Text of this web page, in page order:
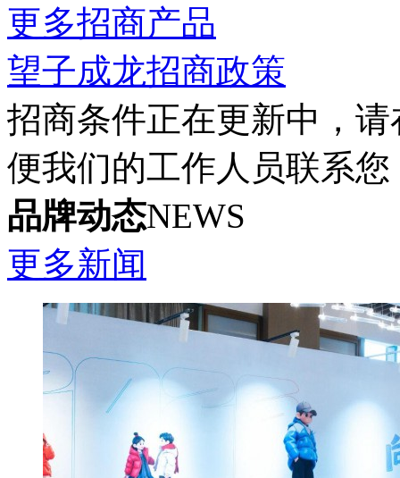
更多招商产品
望子成龙招商政策
招商条件正在更新中，
便我们的工作人员联系
品牌动态NEWS
更多新闻